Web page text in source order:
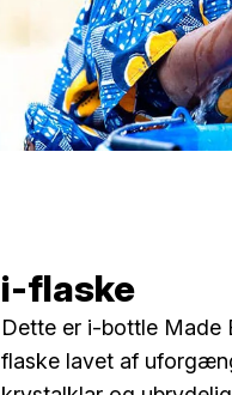
i-flaske
Dette er i-bottle Made
flaske lavet af